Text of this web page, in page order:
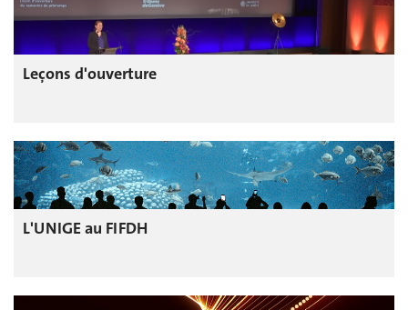
Leçons d'ouverture
L'UNIGE au FIFDH